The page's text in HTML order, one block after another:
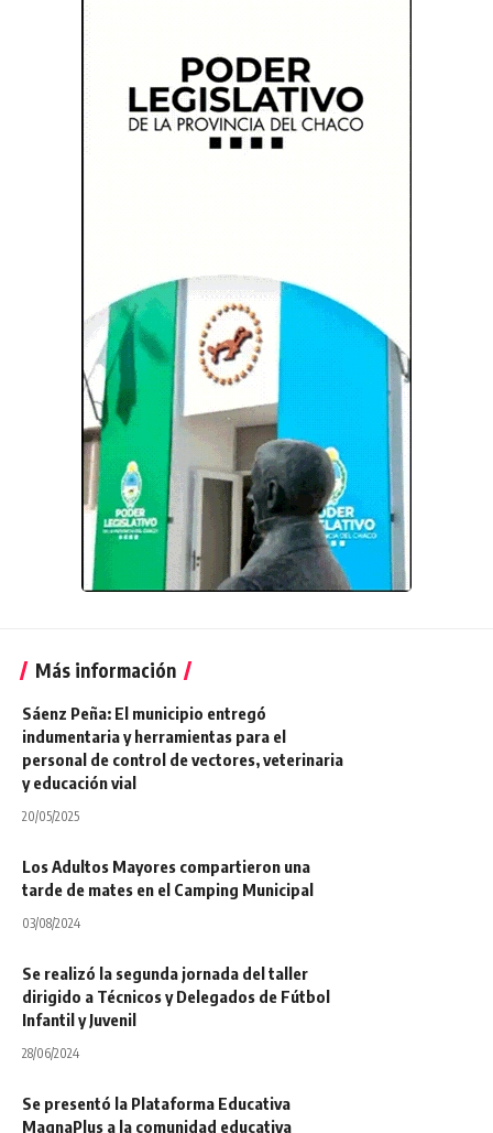
Más información
Sáenz Peña: El municipio entregó
indumentaria y herramientas para el
personal de control de vectores, veterinaria
y educación vial
20/05/2025
Los Adultos Mayores compartieron una
tarde de mates en el Camping Municipal
03/08/2024
Se realizó la segunda jornada del taller
dirigido a Técnicos y Delegados de Fútbol
Infantil y Juvenil
28/06/2024
Se presentó la Plataforma Educativa
MagnaPlus a la comunidad educativa